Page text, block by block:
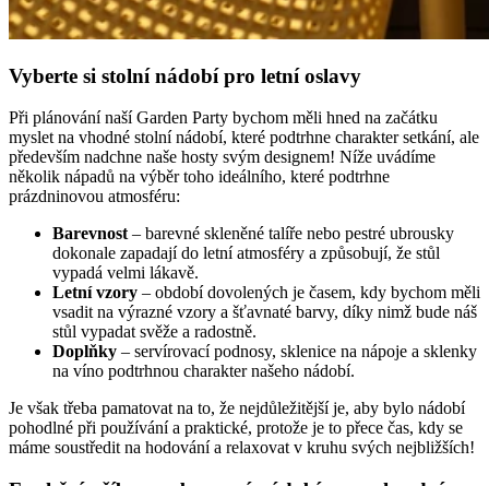
Vyberte si stolní nádobí pro letní oslavy
Při plánování naší Garden Party bychom měli hned na začátku
myslet na vhodné stolní nádobí, které podtrhne charakter setkání, ale
především nadchne naše hosty svým designem! Níže uvádíme
několik nápadů na výběr toho ideálního, které podtrhne
prázdninovou atmosféru:
Barevnost – barevné skleněné talíře nebo pestré ubrousky
dokonale zapadají do letní atmosféry a způsobují, že stůl
vypadá velmi lákavě.
Letní vzory – období dovolených je časem, kdy bychom měli
vsadit na výrazné vzory a šťavnaté barvy, díky nimž bude náš
stůl vypadat svěže a radostně.
Doplňky – servírovací podnosy, sklenice na nápoje a sklenky
na víno podtrhnou charakter našeho nádobí.
Je však třeba pamatovat na to, že nejdůležitější je, aby bylo nádobí
pohodlné při používání a praktické, protože je to přece čas, kdy se
máme soustředit na hodování a relaxovat v kruhu svých nejbližších!